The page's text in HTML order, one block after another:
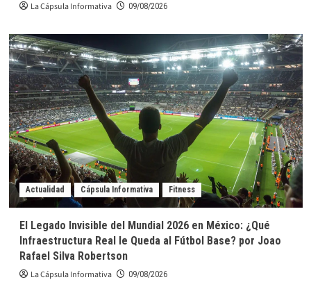
La Cápsula Informativa 09/08/2026
Actualidad Cápsula Informativa Fitness
El Legado Invisible del Mundial 2026 en México: ¿Qué
Infraestructura Real le Queda al Fútbol Base? por Joao
Rafael Silva Robertson
La Cápsula Informativa 09/08/2026